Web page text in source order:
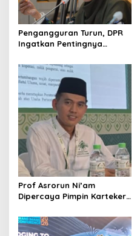
Pengangguran Turun, DPR
Ingatkan Pentingnya
yang Layak
Prof Asrorun Ni’am
Dipercaya Pimpin Karteker
Regenerasi Kepemimpinan
NU